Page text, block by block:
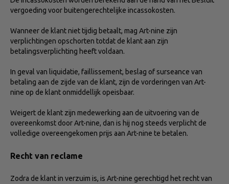
vergoeding voor buitengerechtelijke incassokosten.
Wanneer de klant niet tijdig betaalt, mag Art-nine zijn
verplichtingen opschorten totdat de klant aan zijn
betalingsverplichting heeft voldaan.
In geval van liquidatie, faillissement, beslag of surseance van
betaling aan de zijde van de klant, zijn de vorderingen van Art-
nine op de klant onmiddellijk opeisbaar.
Weigert de klant zijn medewerking aan de uitvoering van de
overeenkomst door Art-nine, dan is hij nog steeds verplicht de
volledige overeengekomen prijs aan Art-nine te betalen.
Recht van reclame
Zodra de klant in verzuim is, is Art-nine gerechtigd het recht van